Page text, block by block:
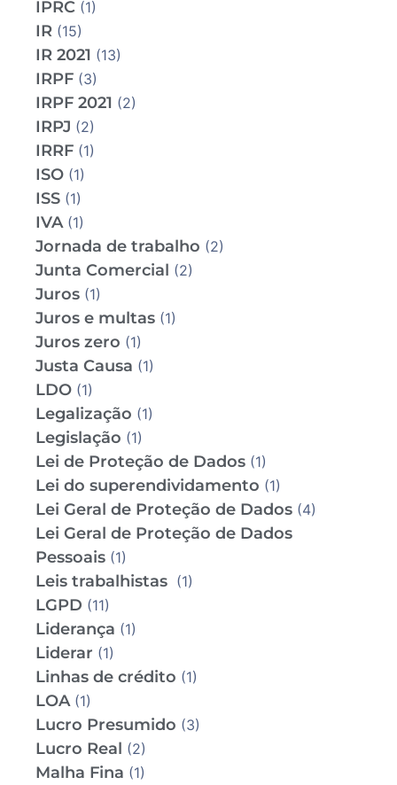
IPRC (1)
IR (15)
IR 2021 (13)
IRPF (3)
IRPF 2021 (2)
IRPJ (2)
IRRF (1)
ISO (1)
ISS (1)
IVA(1)
Jornada de trabalho (2)
Junta Comercial (2)
Juros (1)
Juros e multas (1)
Juros zero (1)
Justa Causa (1)
LDO (1)
Legalização (1)
Legislação (1)
Lei de Proteção de Dados (1)
Lei do superendividamento (1)
Lei Geral de Proteção de Dados (4)
Lei Geral de Proteção de Dados
Pessoais (1)
Leis trabalhistas (1)
LGPD (11)
Liderança (1)
Liderar (1)
Linhas de crédito (1)
LOA(1)
Lucro Presumido (3)
Lucro Real (2)
Malha Fina (1)